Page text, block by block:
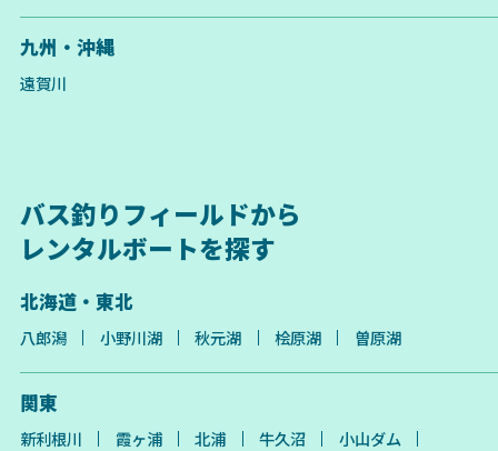
九州・沖縄
遠賀川
バス釣りフィールドから
レンタルボートを探す
北海道・東北
八郎潟 小野川湖 秋元湖 桧原湖 曽原湖
関東
新利根川 霞ヶ浦 北浦 牛久沼
小山ダム